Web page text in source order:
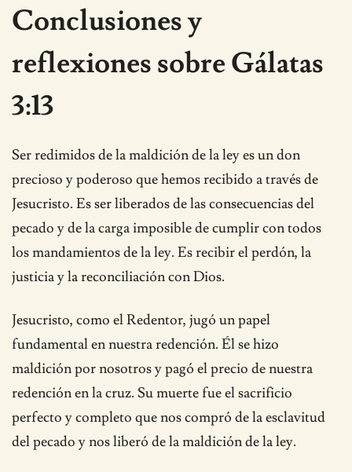
Conclusiones y
reflexiones sobre Gálatas
3:13
Ser redimidos de la maldición de la ley es un don
precioso y poderoso que hemos recibido a través de
Jesucristo. Es ser liberados de las consecuencias del
pecado y de la carga imposible de cumplir con todos
los mandamientos de la ley. Es recibir el perdón, la
justicia y la reconciliación con Dios.
Jesucristo, como el Redentor, jugó un papel
fundamental en nuestra redención. Él se hizo
maldición por nosotros y pagó el precio de nuestra
redención en la cruz. Su muerte fue el sacrificio
perfecto y completo que nos compró de la esclavitud
del pecado y nos liberó de la maldición de la ley.